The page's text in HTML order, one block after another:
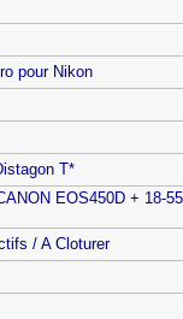
pour Nikon
T*
EOS450D + 18-
/ A Cloturer